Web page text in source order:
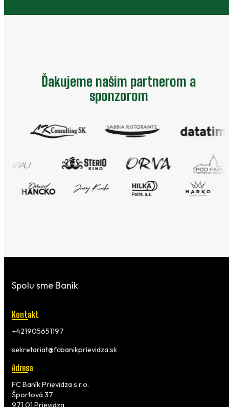
Ďakujeme našim partnerom a
sponzorom
Spolu sme Baník
Kontakt
+421905651197
sekretariat@fcbanikprievidza.sk
Adresa
FC Baník Prievidza s.r.o.
Športová 37
971 01 Prievidza